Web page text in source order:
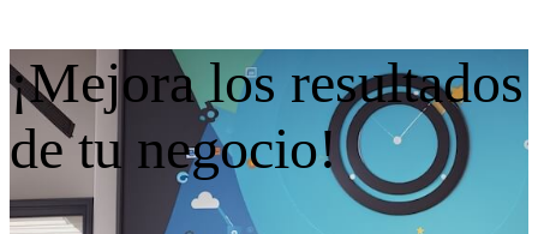
¡Mejora los resultados
de tu negocio!